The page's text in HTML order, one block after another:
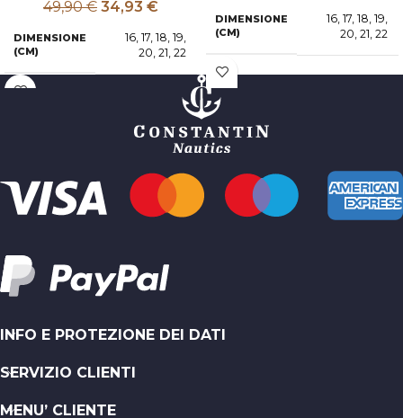
49,90€ 34,93 €
DIMENSIONE
(CM)
16, 17, 18, 19,
20, 21, 22
DIMENSIONE
(CM)
16, 17, 18, 19,
20, 21, 22
INFO E PROTEZIONE DEI DATI
SERVIZIO CLIENTI
MENU’ CLIENTE